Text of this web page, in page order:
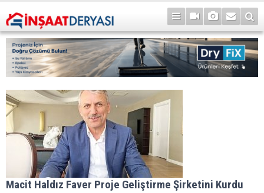
Macit Haldız Faver Proje Geliştirme Şirketini Kurdu